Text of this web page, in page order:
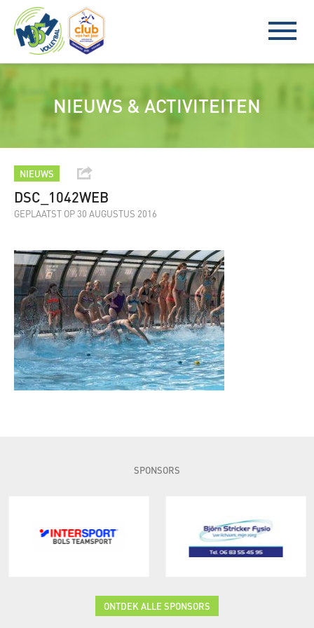
NIEUWS & ACTIVITEITEN
NIEUWS
DSC_1042WEB
GEPLAATST OP 30 AUGUSTUS 2016
SPONSORS
ONTDEK ALLE SPONSORS